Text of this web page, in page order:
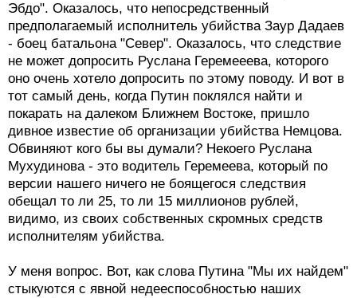
Эбдо". Оказалось, что непосредственный
предполагаемый исполнитель убийства Заур Дадаев
- боец батальона "Север". Оказалось, что следствие
не может допросить Руслана Геремееева, которого
оно очень хотело допросить по этому поводу. И вот в
тот самый день, когда Путин поклялся найти и
покарать на далеком Ближнем Востоке, пришло
дивное известие об организации убийства Немцова.
Обвиняют кого бы вы думали? Некоего Руслана
Мухудинова - это водитель Геремеева, который по
версии нашего ничего не боящегося следствия
обещал то ли 25, то ли 15 миллионов рублей,
видимо, из своих собственных скромных средств
исполнителям убийства.
У меня вопрос. Вот, как слова Путина "Мы их найдем"
стыкуются с явной недееспособностью наших